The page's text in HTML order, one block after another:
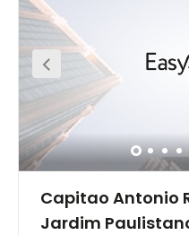
Capitao Antonio
Jardim